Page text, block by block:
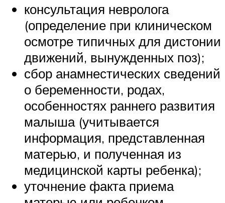
консультация невролога
(определение при клиническом
осмотре типичных для дистонии
движений, вынужденных поз);
сбор анамнестических сведений
о беременности, родах,
особенностях раннего развития
малыша (учитывается
информация, представленная
матерью, и полученная из
медицинской карты ребенка);
уточнение факта приема